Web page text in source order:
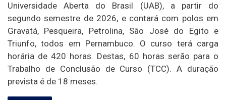
Universidade Aberta do Brasil (UAB), a partir do
segundo semestre de 2026, e contará com polos em
Gravatá, Pesqueira, Petrolina, São José do Egito e
Triunfo, todos em Pernambuco. O curso terá carga
horária de 420 horas. Destas, 60 horas serão para o
Trabalho de Conclusão de Curso (TCC). A duração
prevista é de 18 meses.